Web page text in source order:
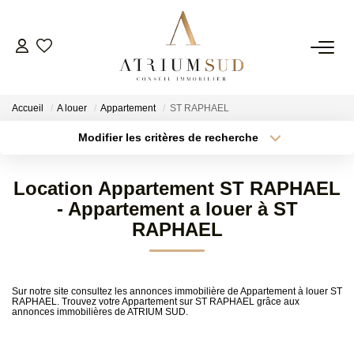
TRANSACTION
SYNDIC
AGENCE
Accueil A louer Appartement ST RAPHAEL
Modifier les critères de recherche
Sélectionnez...
Type de bien
Surface min
Location Appartement ST RAPHAEL
- Appartement a louer à ST
RAPHAEL
Sur notre site consultez les annonces immobilière de Appartement à louer ST
RAPHAEL. Trouvez votre Appartement sur ST RAPHAEL grâce aux
annonces immobilières de ATRIUM SUD.